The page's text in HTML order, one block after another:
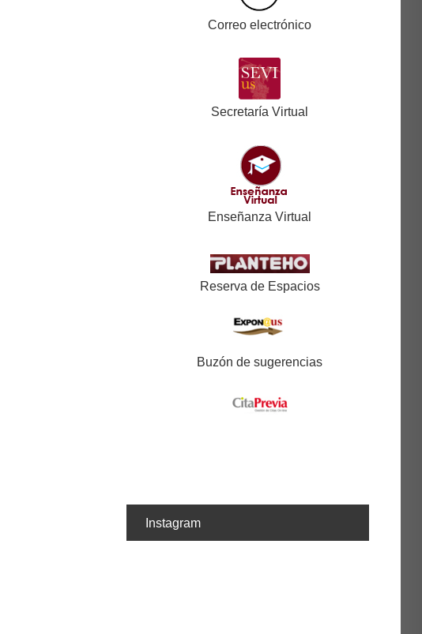
Correo electrónico
Secretaría Virtual
Enseñanza Virtual
Reserva de Espacios
Buzón de sugerencias
Instagram